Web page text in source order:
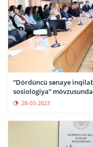
“Dördüncü sənaye
sosiologiya”
28-03-2023